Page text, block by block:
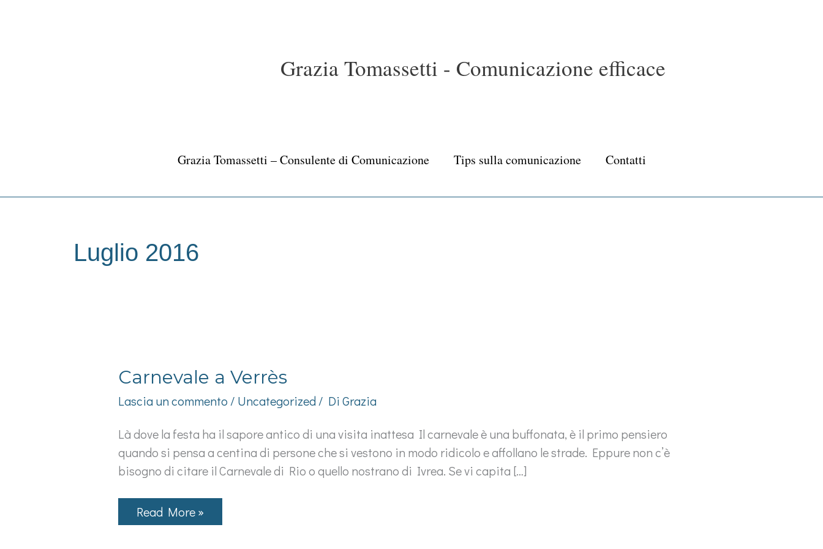
Grazia Tomassetti - Comunicazione efficace
Grazia Tomassetti – Consulente di Comunicazione Tips sulla comunicazione Contatti
Luglio 2016
Carnevale a Verrès
Lascia un commento / Uncategorized / Di Grazia
Là dove la festa ha il sapore antico di una visita inattesa Il carnevale è una buffonata, è il primo pensiero
quando si pensa a centina di persone che si vestono in modo ridicolo e affollano le strade. Eppure non c’è
bisogno di citare il Carnevale di Rio o quello nostrano di Ivrea. Se vi capita […]
Carnevale
a
Read More »